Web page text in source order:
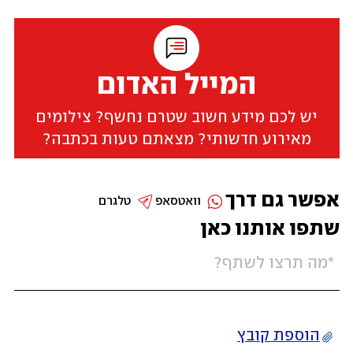
המייל האדום
יש לכם מידע חשוב שטרם נחשף? צילומים
מאירוע חדשותי? מצאתם טעות בכתבה?
שתפו אותנו כאן
הוספת קובץ
אפשר גם דרך טלגרם וואטסאפ